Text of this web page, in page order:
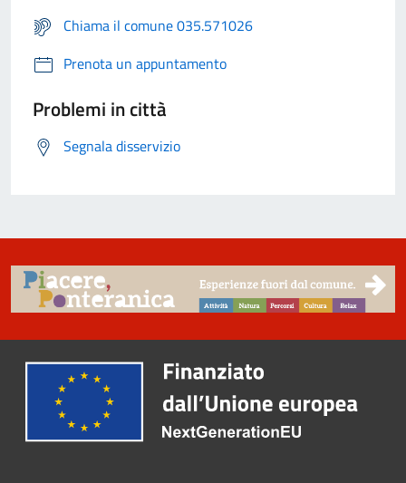
Chiama il comune 035.571026
Prenota un appuntamento
Problemi in città
Segnala disservizio